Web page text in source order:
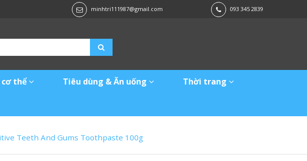
minhtri111987@gmail.com 093 345 2839
cơ thể Tiêu dùng & Ăn uống Thời trang
Teeth And Gums Toothpaste 100g